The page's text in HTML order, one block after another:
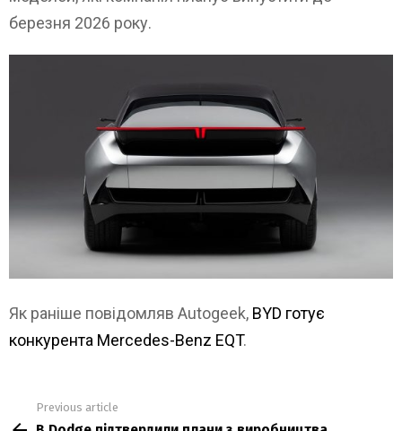
березня 2026 року.
Як раніше повідомляв Autogeek, BYD готує
конкурента Mercedes-Benz EQT.
Previous article